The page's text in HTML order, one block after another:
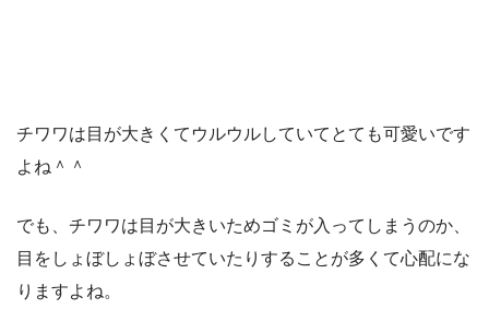
チワワは目が大きくてウルウルしていてとても可愛いです
よね＾＾
でも、チワワは目が大きいためゴミが入ってしまうのか、
目をしょぼしょぼさせていたりすることが多くて心配にな
りますよね。